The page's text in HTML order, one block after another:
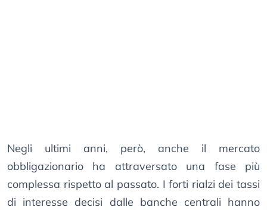
Negli ultimi anni, però, anche il mercato
obbligazionario ha attraversato una fase più
complessa rispetto al passato. I forti rialzi dei tassi
di interesse decisi dalle banche centrali hanno